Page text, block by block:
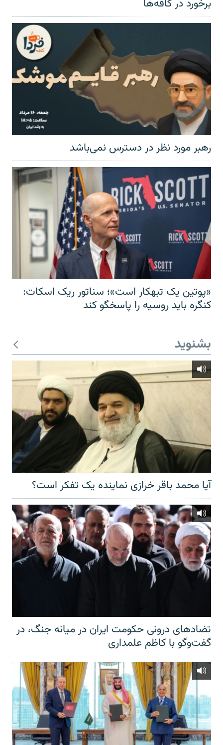
برخورد در کافه‌ها
رهبر مورد نظر در دسترس نمی‌باشد
«پوتین یک تبهکار است»؛ سناتور ریک اسکات:
کنگره باید روسیه را پاسخگو کند
بشنوید
آیا محمد باقر خرازی نماینده یک تفکر است؟
تضادهای درونی حکومت ایران در میانه جنگ، در
گفت‌‌وگو با کاظم علمداری